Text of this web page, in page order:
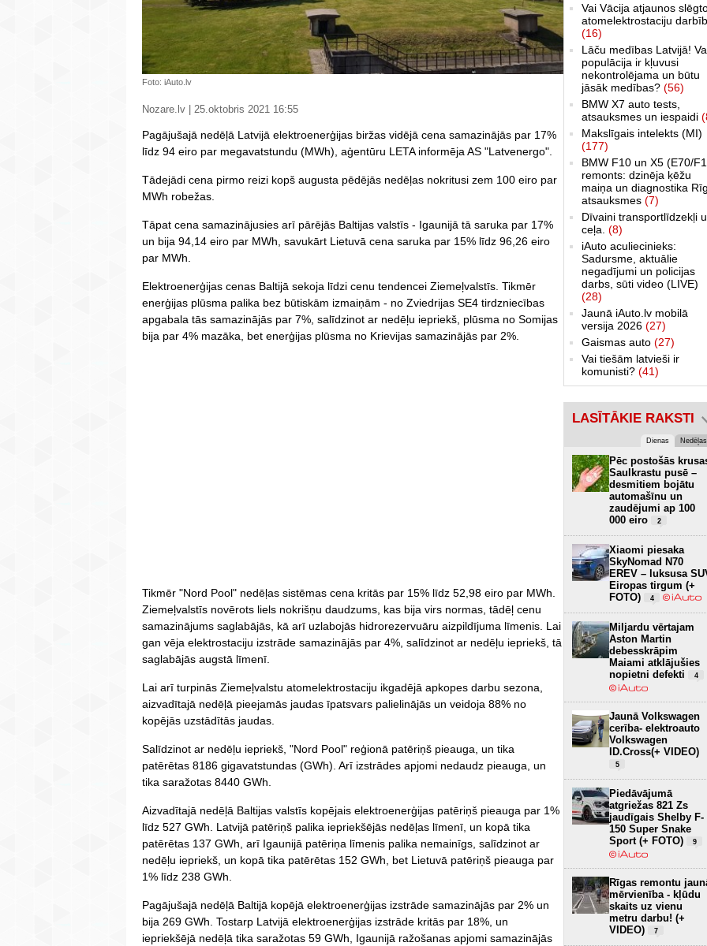
Foto: iAuto.lv
Nozare.lv | 25.oktobris 2021 16:55
Pagājušajā nedēļā Latvijā elektroenerģijas biržas vidējā cena samazinājās par 17%
līdz 94 eiro par megavatstundu (MWh), aģentūru LETA informēja AS "Latvenergo".
Tādejādi cena pirmo reizi kopš augusta pēdējās nedēļas nokritusi zem 100 eiro par
MWh robežas.
Tāpat cena samazinājusies arī pārējās Baltijas valstīs - Igaunijā tā saruka par 17%
un bija 94,14 eiro par MWh, savukārt Lietuvā cena saruka par 15% līdz 96,26 eiro
par MWh.
Elektroenerģijas cenas Baltijā sekoja līdzi cenu tendencei Ziemeļvalstīs. Tikmēr
enerģijas plūsma palika bez būtiskām izmaiņām - no Zviedrijas SE4 tirdzniecības
apgabala tās samazinājās par 7%, salīdzinot ar nedēļu iepriekš, plūsma no Somijas
bija par 4% mazāka, bet enerģijas plūsma no Krievijas samazinājās par 2%.
Tikmēr "Nord Pool" nedēļas sistēmas cena kritās par 15% līdz 52,98 eiro par MWh.
Ziemeļvalstīs novērots liels nokrišņu daudzums, kas bija virs normas, tādēļ cenu
samazinājums saglabājās, kā arī uzlabojās hidrorezervuāru aizpildījuma līmenis. Lai
gan vēja elektrostaciju izstrāde samazinājās par 4%, salīdzinot ar nedēļu iepriekš, tā
saglabājās augstā līmenī.
Lai arī turpinās Ziemeļvalstu atomelektrostaciju ikgadējā apkopes darbu sezona,
aizvadītajā nedēļā pieejamās jaudas īpatsvars palielinājās un veidoja 88% no
kopējās uzstādītās jaudas.
Salīdzinot ar nedēļu iepriekš, "Nord Pool" reģionā patēriņš pieauga, un tika
patērētas 8186 gigavatstundas (GWh). Arī izstrādes apjomi nedaudz pieauga, un
tika saražotas 8440 GWh.
Aizvadītajā nedēļā Baltijas valstīs kopējais elektroenerģijas patēriņš pieauga par 1%
līdz 527 GWh. Latvijā patēriņš palika iepriekšējās nedēļas līmenī, un kopā tika
patērētas 137 GWh, arī Igaunijā patēriņa līmenis palika nemainīgs, salīdzinot ar
nedēļu iepriekš, un kopā tika patērētas 152 GWh, bet Lietuvā patēriņš pieauga par
1% līdz 238 GWh.
Pagājušajā nedēļā Baltijā kopējā elektroenerģijas izstrāde samazinājās par 2% un
bija 269 GWh. Tostarp Latvijā elektroenerģijas izstrāde kritās par 18%, un
iepriekšējā nedēļā tika saražotas 59 GWh, Igaunijā ražošanas apjomi samazinājās
Vai Vācija atjaunos
atomelektrostaciju
(16)
Lāču medības Latvijā!
populācija ir kļuvusi
nekontrolējama un būtu
jāsāk medības? (56)
BMW X7 auto tests,
atsauksmes un iespaidi
Makslīgais intelekts (MI)
(177)
BMW F10 un X5 (E70/
remonts: dzinēja ķēžu
maiņa un diagnostika
atsauksmes (7)
Dīvaini transportlīdzekļi
ceļa. (8)
iAuto aculiecinieks:
Sadursme, aktuālie
negadījumi un policijas
darbs, sūti video (LIVE)
(28)
Jaunā iAuto.lv mobilā
versija 2026 (27)
Gaismas auto (27)
Vai tiešām latvieši ir
komunisti? (41)
LASĪTĀKIE RAKSTI
Dienas Nedēļas
Pēc postošās
Saulkrastu pusē –
desmitiem bojātu
automašīnu un
zaudējumi ap 100
000 eiro
2
Xiaomi piesaka
SkyNomad N70
EREV – luksusa
Eiropas tirgum (+
FOTO)
4
Miljardu vērtajam
Aston Martin
debesskrāpim
Maiami atklājušies
nopietni defekti
4
Jaunā Volkswagen
cerība- elektroauto
Volkswagen
ID.Cross(+ VIDEO)
5
Piedāvājumā
atgriežas 821 Zs
jaudīgais Shelby F-
150 Super Snake
Sport (+ FOTO)
9
Rīgas remontu
mērvienība - kļūdu
skaits uz vienu
metru darbu! (+
VIDEO)
7